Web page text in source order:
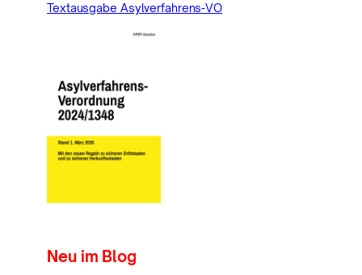
Textausgabe Asylverfahrens-VO
Neu im Blog